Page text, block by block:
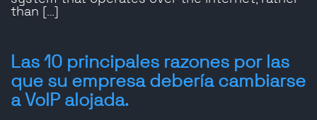
than […]
Las 10 principales razones por las
que su empresa debería cambiarse
a VoIP alojada.